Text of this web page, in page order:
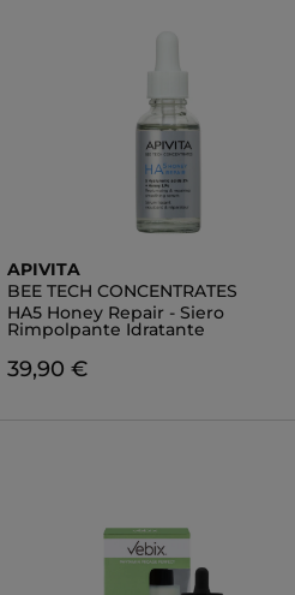
APIVITA
BEE TECH CONCENTRATES
HA5 Honey Repair - Siero
Rimpolpante Idratante
39,90 €